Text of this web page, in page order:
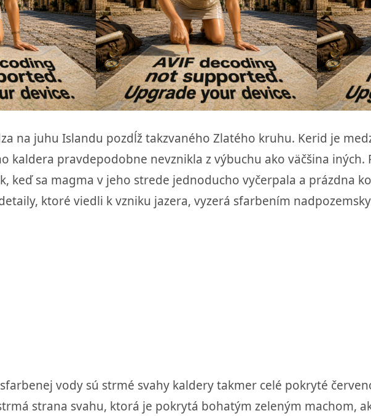
na juhu Islandu pozdĺž takzvaného Zlatého kruhu. Kerid je
kaldera pravdepodobne nevznikla z výbuchu ako väčšina iných.
keď sa magma v jeho strede jednoducho vyčerpala a prázdna
ktoré viedli k vzniku jazera, vyzerá sfarbením
vody sú strmé svahy kaldery takmer celé pokryté
strana svahu, ktorá je pokrytá bohatým zeleným machom,